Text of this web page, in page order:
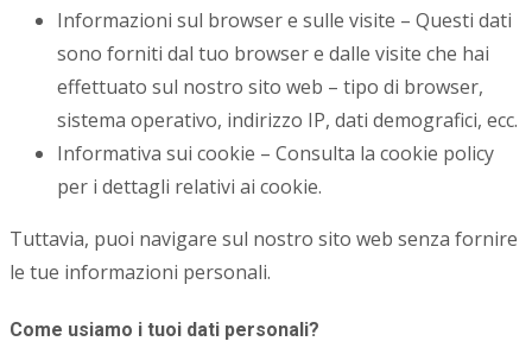
Informazioni sul browser e sulle visite – Questi dati
sono forniti dal tuo browser e dalle visite che hai
effettuato sul nostro sito web – tipo di browser,
sistema operativo, indirizzo IP, dati demografici, ecc.
Informativa sui cookie – Consulta la cookie policy
per i dettagli relativi ai cookie.
Tuttavia, puoi navigare sul nostro sito web senza fornire
le tue informazioni personali.
Come usiamo i tuoi dati personali?